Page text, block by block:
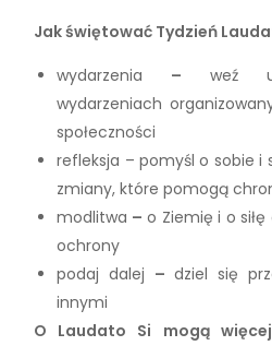
Jak świętować Tydzień
wydarzenia – weź
wydarzeniach
społeczności
refleksja – pomyśl o sobie i
zmiany, które pomogą
modlitwa – o Ziemię i o
ochrony
podaj dalej – dziel się
innymi
O Laudato Si mogą